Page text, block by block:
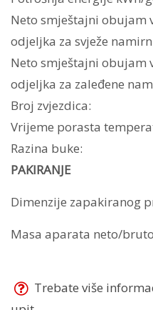
Neto smještajni obujam
odjeljka za svježe
Neto smještajni obujam
odjeljka za zaleđene
Broj zvjezdica:
Vrijeme porasta
Razina buke:
PAKIRANJE
Dimenzije zapakiranog
Masa aparata neto/
Trebate više